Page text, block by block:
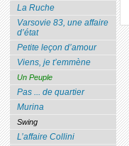
La Ruche
Varsovie 83, une affaire
d’état
Petite leçon d’amour
Viens, je t’emmène
Un Peuple
Pas ... de quartier
Murina
Swing
L’affaire Collini